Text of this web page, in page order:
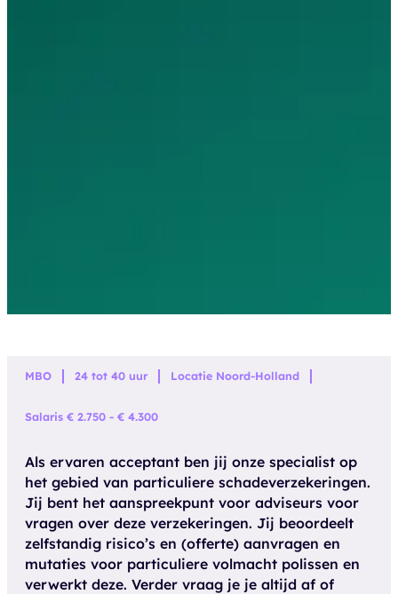
MBO 24 tot 40 uur Locatie Noord-Holland
Salaris € 2.750 - € 4.300
Als ervaren acceptant ben jij onze specialist op
het gebied van particuliere schadeverzekeringen.
Jij bent het aanspreekpunt voor adviseurs voor
vragen over deze verzekeringen. Jij beoordeelt
zelfstandig risico’s en (offerte) aanvragen en
mutaties voor particuliere volmacht polissen en
verwerkt deze. Verder vraag je je altijd af of